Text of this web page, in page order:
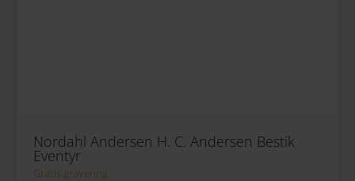
Nordahl Andersen H. C. Andersen Bestik
Eventyr
Gratis gravering